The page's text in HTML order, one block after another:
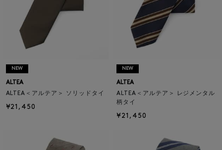
NEW
ALTEA
ALTEA＜アルテア＞ ソリッドタイ
¥21,450
NEW
ALTEA
ALTEA＜アルテア＞ レジメンタル
柄タイ
¥21,450